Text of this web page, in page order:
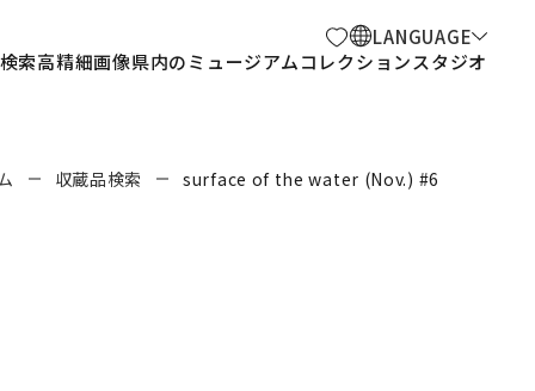
LANGUAGE
索高精細画像県内のミュージアムコレクションスタジオ
収蔵品検索 surface of the water (Nov.) #6